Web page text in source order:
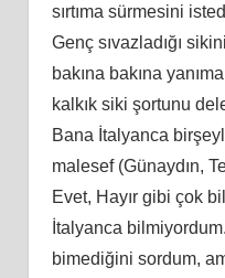
sırtıma sürmesini
Genç sıvazladığı
bakına bakına
kalkık siki şortunu
Bana İtalyanca
malesef (Günaydın,
Evet, Hayır gibi çok
İtalyanca
bimediğini sordum,